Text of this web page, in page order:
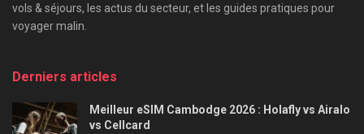
vols & séjours, les actus du secteur, et les guides pratiques pour
voyager malin.
Derniers articles
Meilleur eSIM Cambodge 2026 : Holafly vs Airalo
vs Cellcard